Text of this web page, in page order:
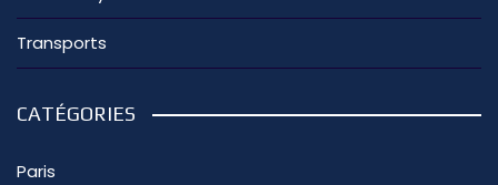
Transports
CATÉGORIES
Paris